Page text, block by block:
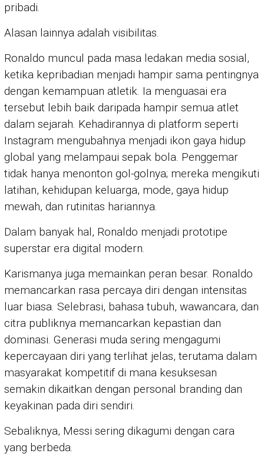
pribadi.
Alasan lainnya adalah visibilitas.
Ronaldo muncul pada masa ledakan media sosial,
ketika kepribadian menjadi hampir sama pentingnya
dengan kemampuan atletik. Ia menguasai era
tersebut lebih baik daripada hampir semua atlet
dalam sejarah. Kehadirannya di platform seperti
Instagram mengubahnya menjadi ikon gaya hidup
global yang melampaui sepak bola. Penggemar
tidak hanya menonton gol-golnya; mereka mengikuti
latihan, kehidupan keluarga, mode, gaya hidup
mewah, dan rutinitas hariannya.
Dalam banyak hal, Ronaldo menjadi prototipe
superstar era digital modern.
Karismanya juga memainkan peran besar. Ronaldo
memancarkan rasa percaya diri dengan intensitas
luar biasa. Selebrasi, bahasa tubuh, wawancara, dan
citra publiknya memancarkan kepastian dan
dominasi. Generasi muda sering mengagumi
kepercayaan diri yang terlihat jelas, terutama dalam
masyarakat kompetitif di mana kesuksesan
semakin dikaitkan dengan personal branding dan
keyakinan pada diri sendiri.
Sebaliknya, Messi sering dikagumi dengan cara
yang berbeda.